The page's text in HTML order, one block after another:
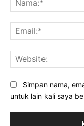
Simpan nama,
untuk lain kali saya